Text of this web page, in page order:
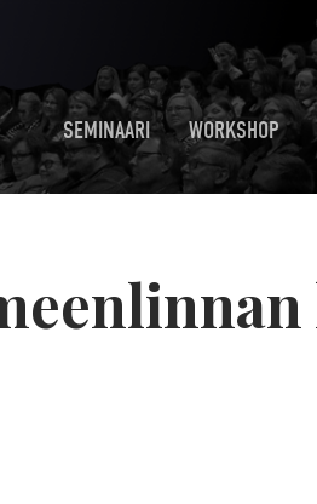
SEMINAARI WORKSHOP